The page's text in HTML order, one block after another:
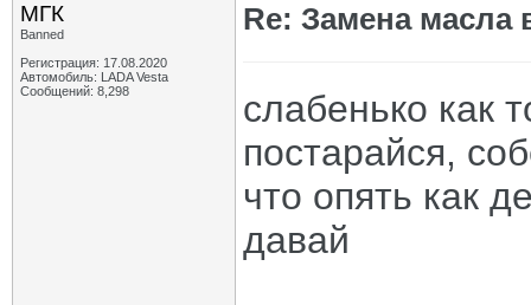
МГК
Banned
Регистрация: 17.08.2020
Автомобиль: LADA Vesta
Сообщений: 8,298
Re: Замена масла
слабенько как
постарайся,
что опять как
давай